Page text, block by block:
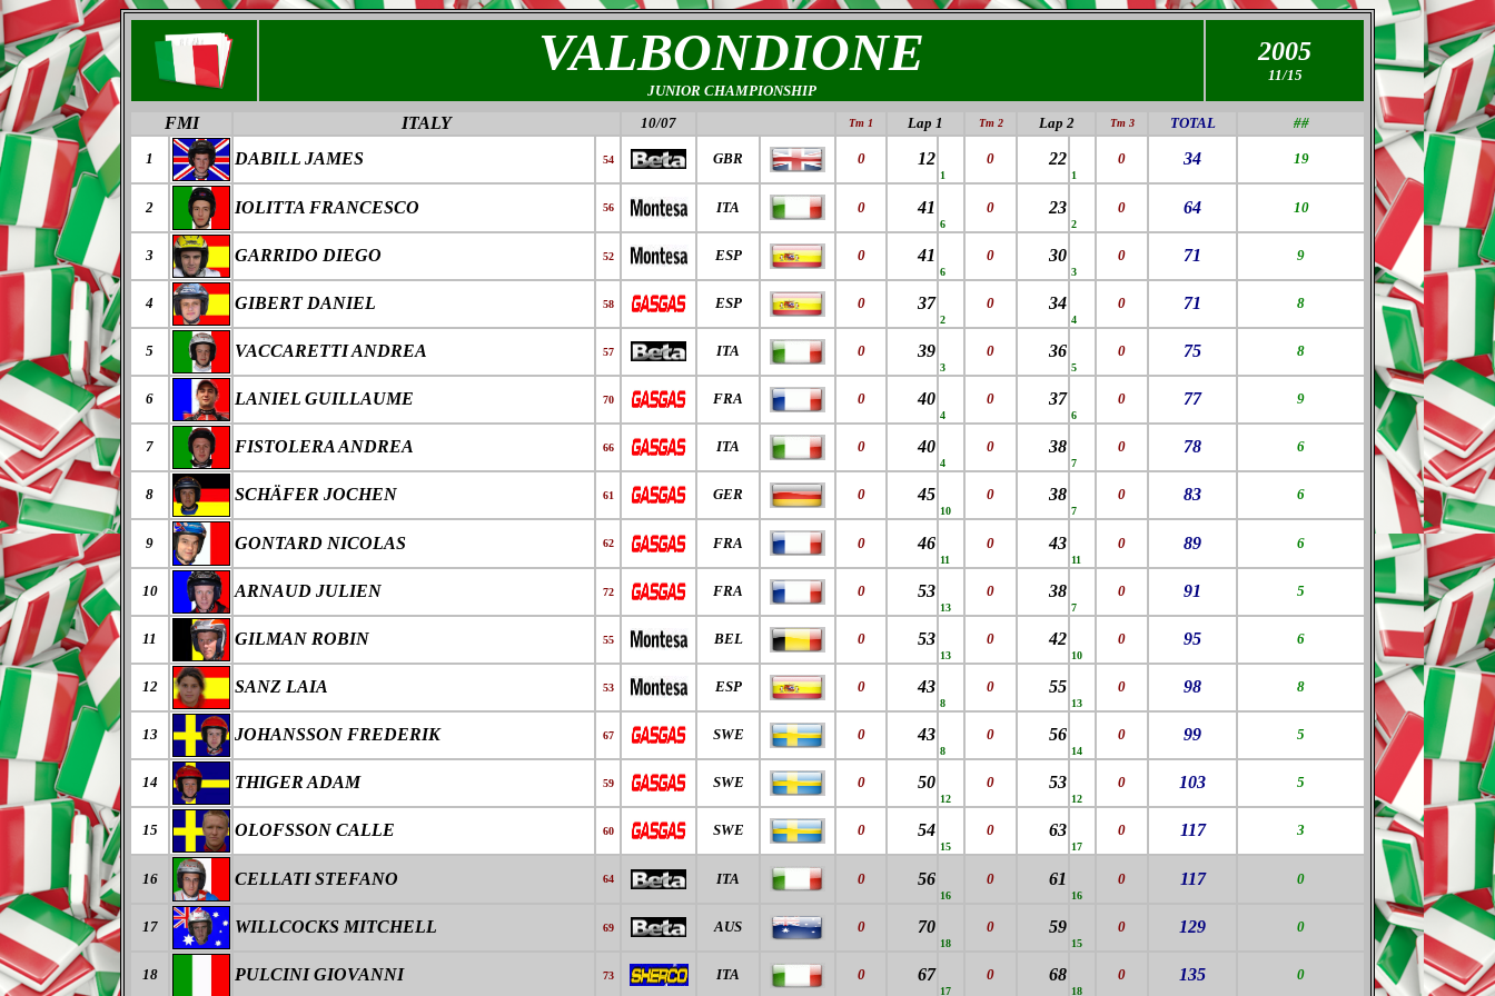
VALBONDIONE
JUNIOR CHAMPIONSHIP
2005
11/15
FMI ITALY 10/07 Tm 1 Lap 1 Tm 2 Lap 2 Tm 3 TOTAL ##
1 DABILL JAMES 54 GBR 0 12
1
0 22
1
0 34 19
2 IOLITTA FRANCESCO 56 ITA 0 41
6
0 23
2
0 64 10
3 GARRIDO DIEGO 52 ESP 0 41
6
0 30
3
0 71 9
4 GIBERT DANIEL 58 ESP 0 37
2
0 34
4
0 71 8
5 VACCARETTI ANDREA 57 ITA 0 39
3
0 36
5
0 75 8
6 LANIEL GUILLAUME 70 FRA 0 40
4
0 37
6
0 77 9
7 FISTOLERA ANDREA 66 ITA 0 40
4
0 38
7
0 78 6
8 SCHÄFER JOCHEN 61 GER 0 45
10
0 38
7
0 83 6
9 GONTARD NICOLAS 62 FRA 0 46
11
0 43
11
0 89 6
10 ARNAUD JULIEN 72 FRA 0 53
13
0 38
7
0 91 5
11 GILMAN ROBIN 55 BEL 0 53
13
0 42
10
0 95 6
12 SANZ LAIA 53 ESP 0 43
8
0 55
13
0 98 8
13 JOHANSSON FREDERIK 67 SWE 0 43
8
0 56
14
0 99 5
14 THIGER ADAM 59 SWE 0 50
12
0 53
12
0 103 5
15 OLOFSSON CALLE 60 SWE 0 54
15
0 63
17
0 117 3
16 CELLATI STEFANO 64 ITA 0 56
16
0 61
16
0 117 0
17 WILLCOCKS MITCHELL 69 AUS 0 70
18
0 59
15
0 129 0
18 PULCINI GIOVANNI 73 ITA 0 67
17
0 68
18
0 135 0